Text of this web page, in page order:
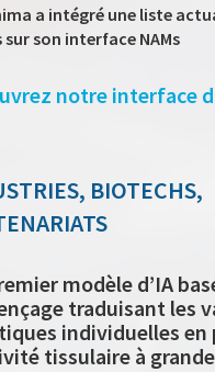
a intégré une liste
sur son interface NAMs
notre interface
BIOTECHS,
modèle d’IA
traduisant les
individuelles
tissulaire à